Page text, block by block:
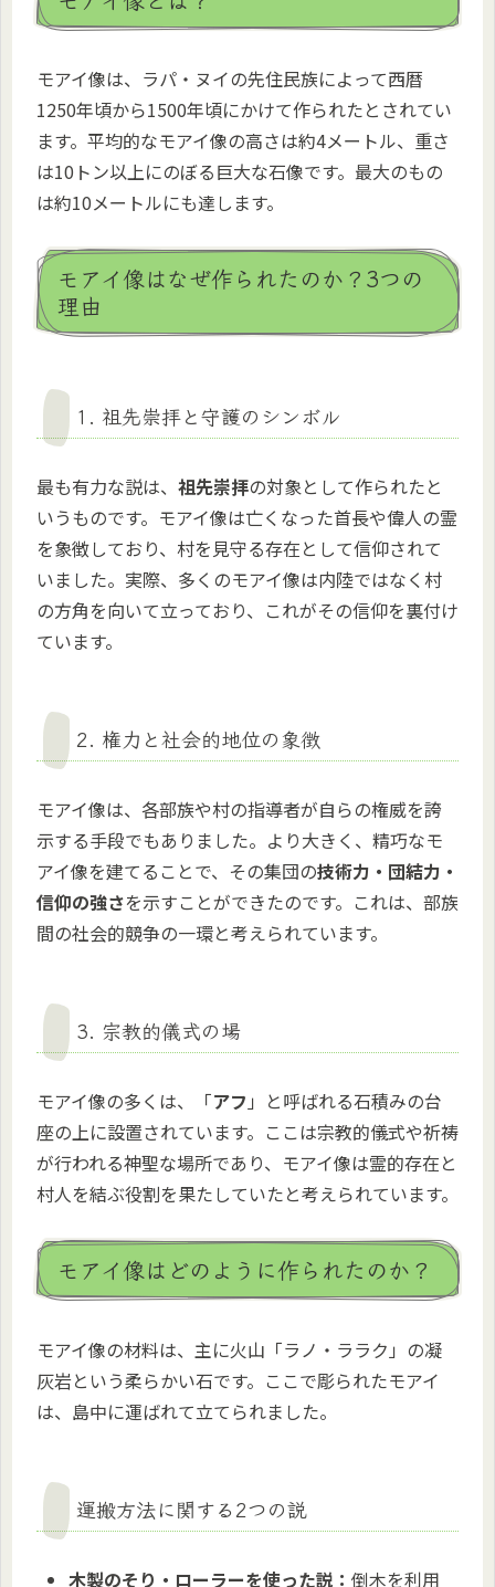
モアイ像は、ラパ・ヌイの先住民族によって西暦
1250年頃から1500年頃にかけて作られたとされてい
ます。平均的なモアイ像の高さは約4メートル、重さ
は10トン以上にのぼる巨大な石像です。最大のもの
は約10メートルにも達します。
モアイ像はなぜ作られたのか？3つの
理由
1. 祖先崇拝と守護のシンボル
最も有力な説は、 祖先崇拝の対象として作られたと
いうものです。モアイ像は亡くなった首長や偉人の霊
を象徴しており、村を見守る存在として信仰されて
いました。実際、多くのモアイ像は内陸ではなく村
の方角を向いて立っており、これがその信仰を裏付け
ています。
2. 権力と社会的地位の象徴
モアイ像は、各部族や村の指導者が自らの権威を誇
示する手段でもありました。より大きく、精巧なモ
アイ像を建てることで、その集団の技術力・団結力・
信仰の強さを示すことができたのです。これは、部族
間の社会的競争の一環と考えられています。
3. 宗教的儀式の場
モアイ像の多くは、「アフ 」と呼ばれる石積みの台
座の上に設置されています。ここは宗教的儀式や祈祷
が行われる神聖な場所であり、モアイ像は霊的存在と
村人を結ぶ役割を果たしていたと考えられています。
モアイ像はどのように作られたのか？
モアイ像の材料は、主に火山「ラノ・ララク」の凝
灰岩という柔らかい石です。ここで彫られたモアイ
は、島中に運ばれて立てられました。
運搬方法に関する2つの説
木製のそり・ローラーを使った説：倒木を利用